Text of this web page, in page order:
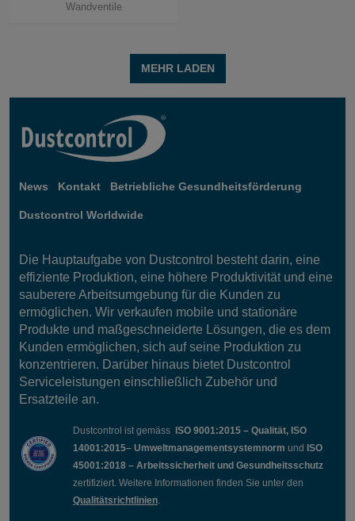
Wandventile
MEHR LADEN
News Kontakt Betriebliche Gesundheitsförderung
Dustcontrol Worldwide
Die Hauptaufgabe von Dustcontrol besteht darin, eine
effiziente Produktion, eine höhere Produktivität und eine
sauberere Arbeitsumgebung für die Kunden zu
ermöglichen. Wir verkaufen mobile und stationäre
Produkte und maßgeschneiderte Lösungen, die es dem
Kunden ermöglichen, sich auf seine Produktion zu
konzentrieren. Darüber hinaus bietet Dustcontrol
Serviceleistungen einschließlich Zubehör und
Ersatzteile an.
Dustcontrol ist gemäss ISO 9001:2015 – Qualität, ISO
14001:2015– Umweltmanagementsystemnorm und ISO
45001:2018 – Arbeitssicherheit und Gesundheitsschutz
zertifiziert. Weitere Informationen finden Sie unter den
Qualitätsrichtlinien